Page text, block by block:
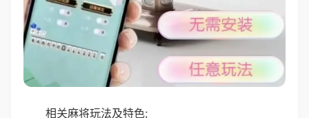
相关麻将玩法及特色;